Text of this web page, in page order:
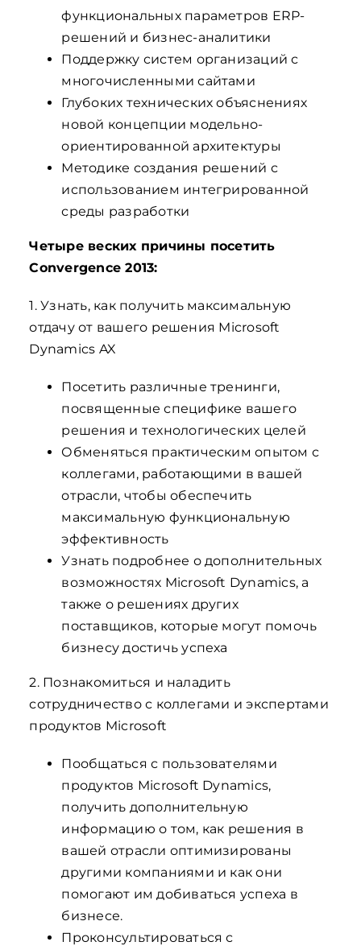
функциональных параметров ERP-
решений и бизнес-аналитики
Поддержку систем организаций с
многочисленными сайтами
Глубоких технических объяснениях
новой концепции модельно-
ориентированной архитектуры
Методике создания решений с
использованием интегрированной
среды разработки
Четыре веских причины посетить
Convergence 2013:
1. Узнать, как получить максимальную
отдачу от вашего решения Microsoft
Dynamics AX
Посетить различные тренинги,
посвященные специфике вашего
решения и технологических целей
Обменяться практическим опытом с
коллегами, работающими в вашей
отрасли, чтобы обеспечить
максимальную функциональную
эффективность
Узнать подробнее о дополнительных
возможностях Microsoft Dynamics, а
также о решениях других
поставщиков, которые могут помочь
бизнесу достичь успеха
2. Познакомиться и наладить
сотрудничество с коллегами и экспертами
продуктов Microsoft
Пообщаться с пользователями
продуктов Microsoft Dynamics,
получить дополнительную
информацию о том, как решения в
вашей отрасли оптимизированы
другими компаниями и как они
помогают им добиваться успеха в
бизнесе.
Проконсультироваться с